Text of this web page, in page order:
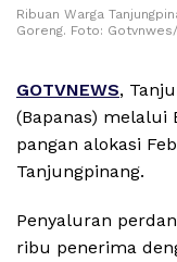
Ribuan Warga
Goreng. Foto:
GOTVNEWS,
(Bapanas)
pangan alokasi
Tanjungpinang.
Penyaluran
ribu penerima